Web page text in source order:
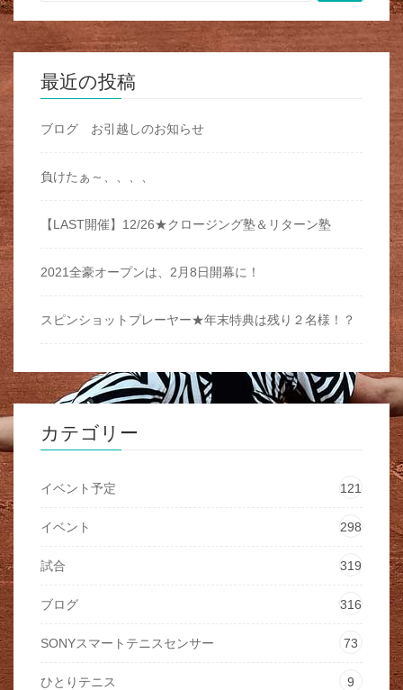
最近の投稿
ブログ お引越しのお知らせ
負けたぁ～、、、、
【LAST開催】12/26★クロージング塾＆リターン塾
2021全豪オープンは、2月8日開幕に！
スピンショットプレーヤー★年末特典は残り２名様！？
カテゴリー
イベント予定 121
イベント 298
試合 319
ブログ 316
SONYスマートテニスセンサー 73
ひとりテニス 9